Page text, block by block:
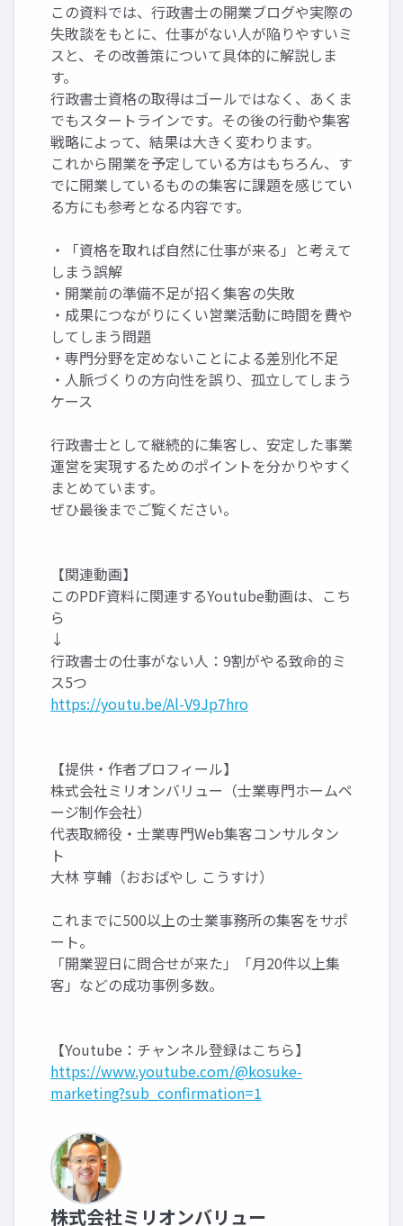
この資料では、行政書士の開業ブログや実際の
失敗談をもとに、仕事がない人が陥りやすいミ
スと、その改善策について具体的に解説しま
す。
行政書士資格の取得はゴールではなく、あくま
でもスタートラインです。その後の行動や集客
戦略によって、結果は大きく変わります。
これから開業を予定している方はもちろん、す
でに開業しているものの集客に課題を感じてい
る方にも参考となる内容です。
・「資格を取れば自然に仕事が来る」と考えて
しまう誤解
・開業前の準備不足が招く集客の失敗
・成果につながりにくい営業活動に時間を費や
してしまう問題
・専門分野を定めないことによる差別化不足
・人脈づくりの方向性を誤り、孤立してしまう
ケース
行政書士として継続的に集客し、安定した事業
運営を実現するためのポイントを分かりやすく
まとめています。
ぜひ最後までご覧ください。
【関連動画】
このPDF資料に関連するYoutube動画は、こち
ら
↓
行政書士の仕事がない人：9割がやる致命的ミ
ス5つ
https://youtu.be/Al-V9Jp7hro
【提供・作者プロフィール】
株式会社ミリオンバリュー（士業専門ホームペ
ージ制作会社）
代表取締役・士業専門Web集客コンサルタン
ト
大林 亨輔（おおばやし こうすけ）
これまでに500以上の士業事務所の集客をサポ
ート。
「開業翌日に問合せが来た」「月20件以上集
客」などの成功事例多数。
【Youtube：チャンネル登録はこちら】
https://www.youtube.com/@kosuke-
marketing?sub_confirmation=1
株式会社ミリオンバリュー